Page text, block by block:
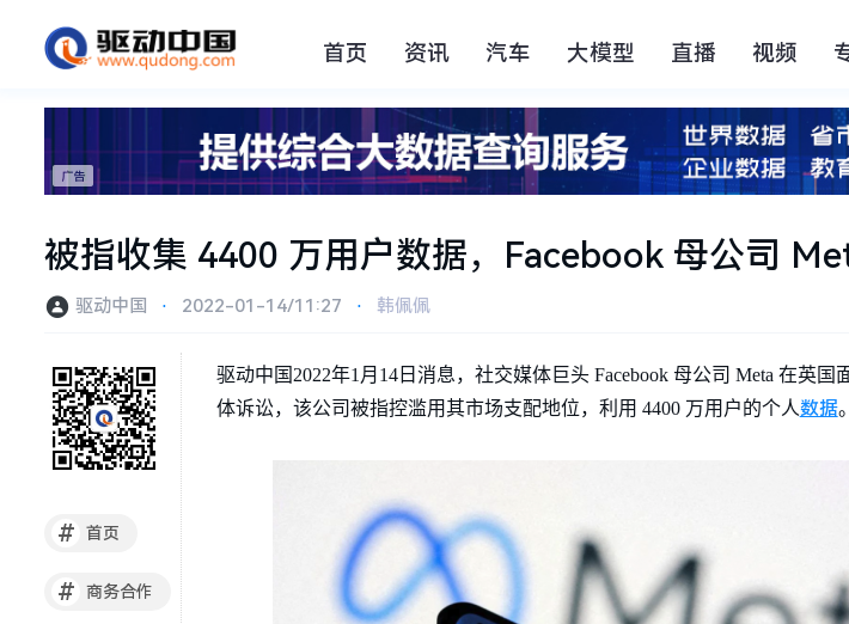
首页 资讯 汽车 大模型 直播 视频
被指收集 4400 万用户数据，Facebook 母公司
驱动中国 ⋅ 2022-01-14/11:27 ⋅ 韩佩佩
# 首页
# 商务合作
驱动中国2022年1月14日消息，社交媒体巨头 Facebook 母公司 Meta 在英
体诉讼，该公司被指控滥用其市场支配地位，利用 4400 万用户的个人数据。